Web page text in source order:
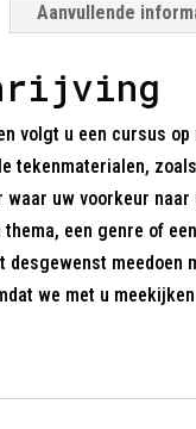
Aanvullende
volgt u een cursus
tekenmaterialen,
waar uw voorkeur
thema, een genre of
desgewenst
we met u